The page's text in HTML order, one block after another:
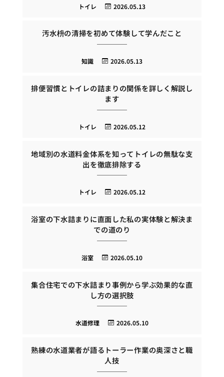
2026.05.13
トイレ
汚水枡の清掃を初めて体験して学んだこと
2026.05.13
知識
排便習慣とトイレの詰まりの関係を詳しく解説し
ます
2026.05.12
トイレ
地域別の水道料金体系を知ってトイレの無駄な支
出を徹底排除する
2026.05.12
トイレ
浴室の下水詰まりに直面した私の実体験と解決ま
での道のり
2026.05.10
浴室
集合住宅での下水詰まり事例から学ぶ効果的な直
し方の選択肢
2026.05.10
水道修理
熟練の水道業者が語るトーラー作業の奥深さと職
人技